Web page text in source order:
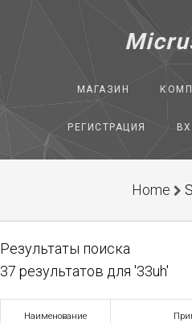
МАГАЗИН
РЕГИСТРАЦИЯ
Home
Результаты поиска
37 результатов для '33uh'
Наименование